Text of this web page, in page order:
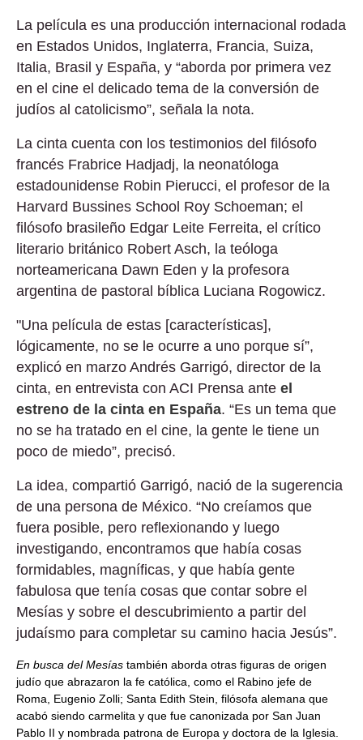
La película es una producción internacional rodada
en Estados Unidos, Inglaterra, Francia, Suiza,
Italia, Brasil y España, y “aborda por primera vez
en el cine el delicado tema de la conversión de
judíos al catolicismo”, señala la nota.
La cinta cuenta con los testimonios del filósofo
francés Frabrice Hadjadj, la neonatóloga
estadounidense Robin Pierucci, el profesor de la
Harvard Bussines School Roy Schoeman; el
filósofo brasileño Edgar Leite Ferreita, el crítico
literario británico Robert Asch, la teóloga
norteamericana Dawn Eden y la profesora
argentina de pastoral bíblica Luciana Rogowicz.
"Una película de estas [características],
lógicamente, no se le ocurre a uno porque sí”,
explicó en marzo Andrés Garrigó, director de la
cinta, en entrevista con ACI Prensa ante el
estreno de la cinta en España. “Es un tema que
no se ha tratado en el cine, la gente le tiene un
poco de miedo”, precisó.
La idea, compartió Garrigó, nació de la sugerencia
de una persona de México. “No creíamos que
fuera posible, pero reflexionando y luego
investigando, encontramos que había cosas
formidables, magníficas, y que había gente
fabulosa que tenía cosas que contar sobre el
Mesías y sobre el descubrimiento a partir del
judaísmo para completar su camino hacia Jesús”.
En busca del Mesías también aborda otras figuras de origen
judío que abrazaron la fe católica, como el Rabino jefe de
Roma, Eugenio Zolli; Santa Edith Stein, filósofa alemana que
acabó siendo carmelita y que fue canonizada por San Juan
Pablo II y nombrada patrona de Europa y doctora de la Iglesia.